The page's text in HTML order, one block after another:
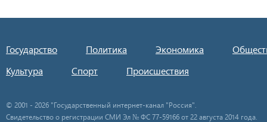
Государство Политика Экономика
Культура
Спорт Происшествия
© 2001 - 2026 "Государственный интернет-канал "Россия".
Свидетельство о регистрации СМИ Эл № ФС 77-59166 от 22 августа 2014 года.